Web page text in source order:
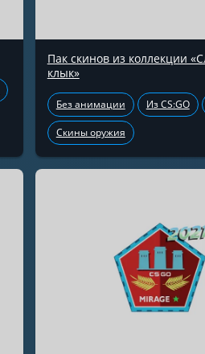
Пак скинов из коллекции
клык»
Без анимации Из CS:GO
Скины оружия